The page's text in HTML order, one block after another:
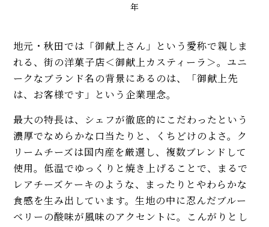
年
地元・秋田では「御献上さん」という愛称で親しま
れる、街の洋菓子店＜御献上カスティーラ＞。ユニ
ークなブランド名の背景にあるのは、「御献上先
は、お客様です」という企業理念。
最大の特長は、シェフが徹底的にこだわったという
濃厚でなめらかな口当たりと、くちどけのよさ。ク
リームチーズは国内産を厳選し、複数ブレンドして
使用。低温でゆっくりと焼き上げることで、まるで
レアチーズケーキのような、まったりとやわらかな
食感を生み出しています。生地の中に忍んだブルー
ベリーの酸味が風味のアクセントに。こんがりとし